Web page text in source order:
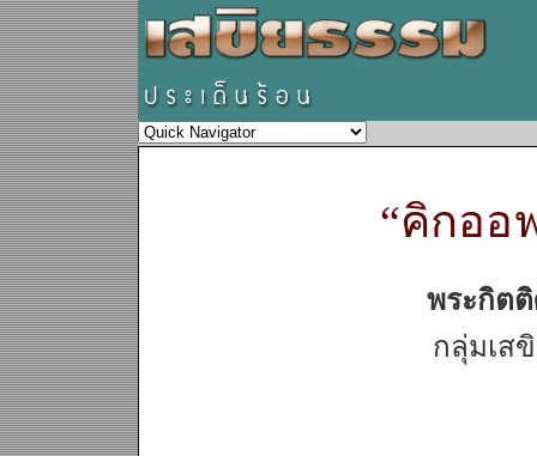
“คิกออ
พระกิต
กลุ่มเส